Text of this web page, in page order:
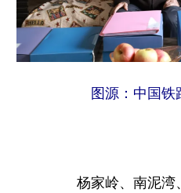
图源：中国
杨家岭、南泥湾